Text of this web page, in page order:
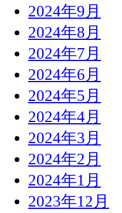
2024年9月
2024年8月
2024年7月
2024年6月
2024年5月
2024年4月
2024年3月
2024年2月
2024年1月
2023年12月